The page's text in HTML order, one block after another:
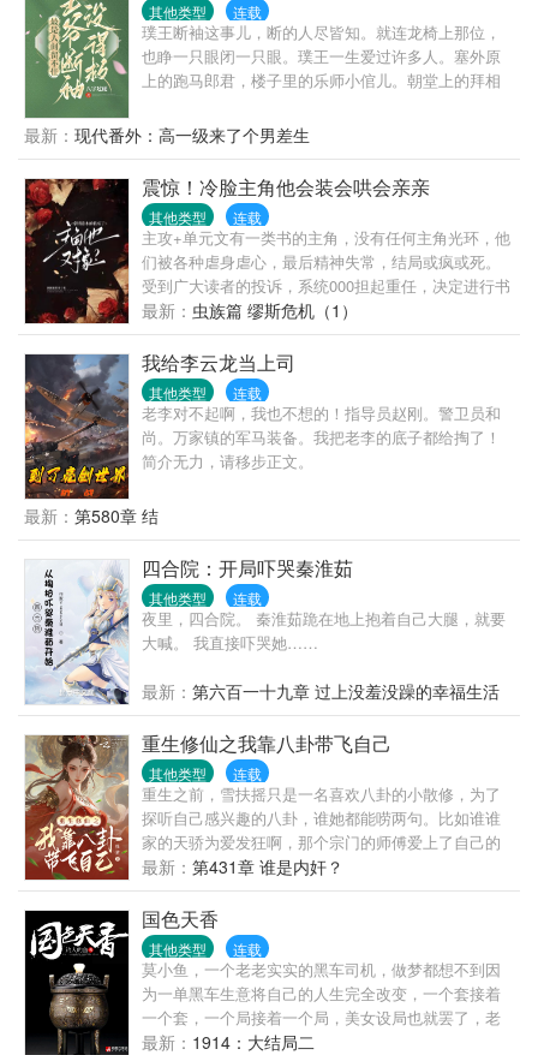
其他类型 连载
璞王断袖这事儿，断的人尽皆知。就连龙椅上那位，
也睁一只眼闭一只眼。璞王一生爱过许多人。塞外原
上的跑马郎君，楼子里的乐师小倌儿。朝堂上的拜相
过一息，生死，不过百年。
最新： 现代番外：高一级来了个男差生
震惊！冷脸主角他会装会哄会亲亲
其他类型 连载
主攻+单元文有一类书的主角，没有任何主角光环，他
们被各种虐身虐心，最后精神失常，结局或疯或死。
受到广大读者的投诉，系统000担起重任，决定进行书
籍改造计划——让下架书成为阳光图书，让阴暗爬行
的男主成为新时代积极向上好青年！但，似乎出现了
一点bug。单元一：系统000：你笔下的主角受是个不
折不扣的神经病。他在前三万字就已经违反法律规则
13条，内容让读者感到极度不适。时冕：……这么暴
力吗？000：当然。但这是你所创作的人物，请你对他
负责到底。时冕：……可这本书不是我写的啊。
000：？你不是这本书的作者？时冕：额，不是。我写
的正剧作者陷入沉思。单元一时冕被迫穿进了某小说
给他：“你要不……玩它们？”“玩它们干什么？”他将小
玩具全都扔下，单手扣住时冕的下巴，“我更喜欢，和
你玩。”时冕：“…”
最新： 虫族篇 缪斯危机（1）
我给李云龙当上司
其他类型 连载
老李对不起啊，我也不想的！指导员赵刚。警卫员和
尚。万家镇的军马装备。我把老李的底子都给掏了！
简介无力，请移步正文。
最新： 第580章 结
四合院：开局吓哭秦淮茹
其他类型 连载
夜里，四合院。 秦淮茹跪在地上抱着自己大腿，就要
大喊。 我直接吓哭她……
最新： 第六百一十九章 过上没羞没躁的幸福生活
重生修仙之我靠八卦带飞自己
其他类型 连载
重生之前，雪扶摇只是一名喜欢八卦的小散修，为了
探听自己感兴趣的八卦，谁她都能唠两句。比如谁谁
家的天骄为爱发狂啊，那个宗门的师傅爱上了自己的
徒弟上演禁忌之恋，吃瓜吃的不亦乐乎。一着不慎，
死于兽潮之下，让原本只想咸鱼的雪扶摇意识到，在
这个修仙世界还是实力为尊。好在这一次，时间刚刚
好，一切都还没有发生。从此以后，云笙大陆少了一
名爱八卦的散修，多了一名爱八卦且实力强大的天之
骄女。雪扶摇：谁说八卦不好了，这八卦可太好了，
我这一身实力和传承可都是我凭借八卦得来的（骄
傲.JPG）
最新： 第431章 谁是内奸？
国色天香
其他类型 连载
莫小鱼，一个老老实实的黑车司机，做梦都想不到因
为一单黑车生意将自己的人生完全改变，一个套接着
一个套，一个局接着一个局，美女设局也就罢了，老
子忍了，妈的，你一个糟老头子也来设局害我……
最新： 1914：大结局二